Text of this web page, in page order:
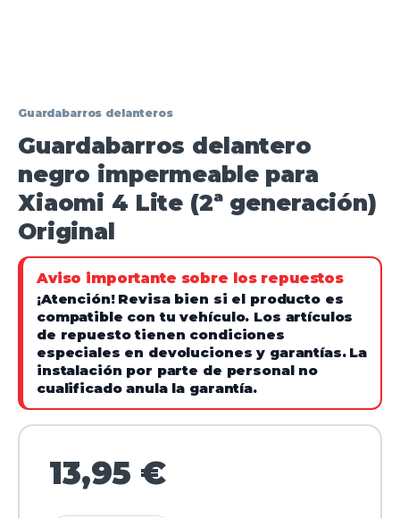
Guardabarros delanteros
Guardabarros delantero
negro impermeable para
Xiaomi 4 Lite (2ª generación)
Original
Aviso importante sobre los repuestos
¡Atención! Revisa bien si el producto es
compatible con tu vehículo. Los artículos
de repuesto tienen condiciones
especiales en devoluciones y garantías. La
instalación por parte de personal no
cualificado anula la garantía.
13,95 €